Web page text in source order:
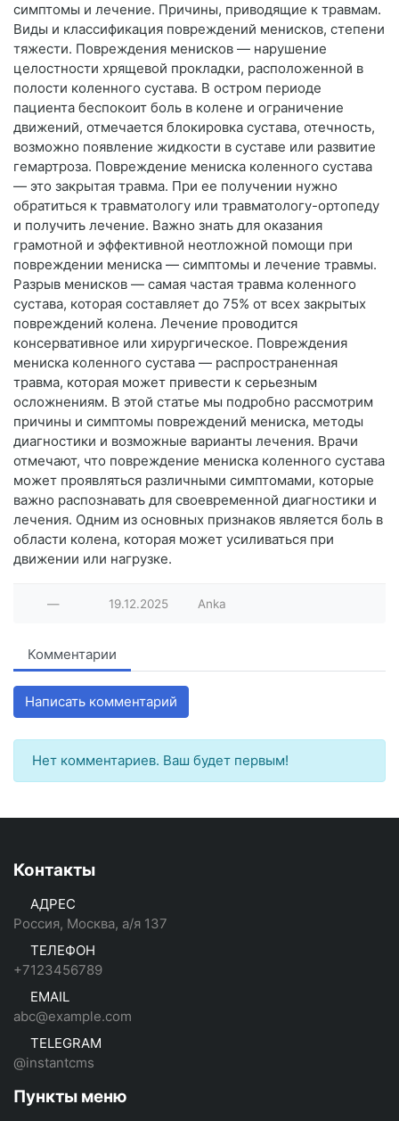
симптомы и лечение. Причины, приводящие к травмам.
Виды и классификация повреждений менисков, степени
тяжести. Повреждения менисков — нарушение
целостности хрящевой прокладки, расположенной в
полости коленного сустава. В остром периоде
пациента беспокоит боль в колене и ограничение
движений, отмечается блокировка сустава, отечность,
возможно появление жидкости в суставе или развитие
гемартроза. Повреждение мениска коленного сустава
— это закрытая травма. При ее получении нужно
обратиться к травматологу или травматологу-ортопеду
и получить лечение. Важно знать для оказания
грамотной и эффективной неотложной помощи при
повреждении мениска — симптомы и лечение травмы.
Разрыв менисков — самая частая травма коленного
сустава, которая составляет до 75% от всех закрытых
повреждений колена. Лечение проводится
консервативное или хирургическое. Повреждения
мениска коленного сустава — распространенная
травма, которая может привести к серьезным
осложнениям. В этой статье мы подробно рассмотрим
причины и симптомы повреждений мениска, методы
диагностики и возможные варианты лечения. Врачи
отмечают, что повреждение мениска коленного сустава
может проявляться различными симптомами, которые
важно распознавать для своевременной диагностики и
лечения. Одним из основных признаков является боль в
области колена, которая может усиливаться при
движении или нагрузке.
— 19.12.2025 Anka
Комментарии
Написать комментарий
Нет комментариев. Ваш будет первым!
Контакты
АДРЕС
Россия, Москва, а/я 137
ТЕЛЕФОН
+7123456789
EMAIL
abc@example.com
TELEGRAM
@instantcms
Пункты меню